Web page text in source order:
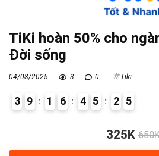
TiKi hoàn 50% cho
Đời sống
04/08/2025 3 0 Tiki
3 9 1 6 4 5 2 4
5
325K